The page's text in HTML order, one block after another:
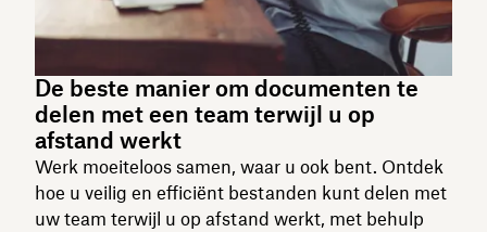
De beste manier om documenten te
delen met een team terwijl u op
afstand werkt
Werk moeiteloos samen, waar u ook bent. Ontdek
hoe u veilig en efficiënt bestanden kunt delen met
uw team terwijl u op afstand werkt, met behulp